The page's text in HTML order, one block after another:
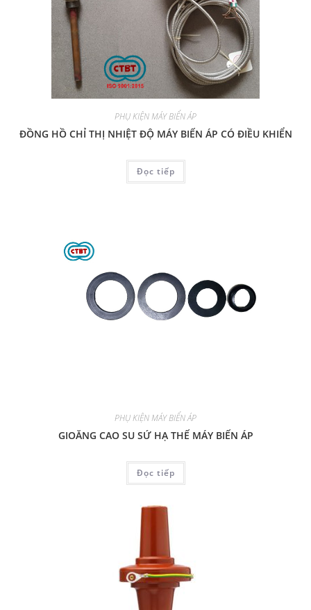
PHỤ KIỆN MÁY BIẾN ÁP
ĐỒNG HỒ CHỈ THỊ NHIỆT ĐỘ MÁY BIẾN ÁP CÓ ĐIỀU KHIỂN
Đọc tiếp
PHỤ KIỆN MÁY BIẾN ÁP
GIOĂNG CAO SU SỨ HẠ THẾ MÁY BIẾN ÁP
Đọc tiếp